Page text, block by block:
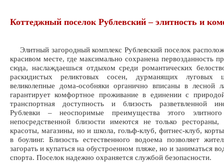
Коттеджный поселок Рублевский – элитность и
Элитный загородный комплекс Рублевский поселок
красивом месте, где максимально сохранена первозданность
сюда, наслаждаешься отдыхом среди романтических
раскидистых реликтовых сосен, дурманящих луговых
великолепные дома-особняки органично вписаны в лесной
гарантирует комфортное проживание в единении с
транспортная доступность и близость разветвленной
Рублевки – неоспоримые преимущества этого
непосредственной близости имеются не только
красоты, магазины, но и школа, гольф-клуб, фитнес-клуб,
в боулинг. Близость естественного водоема позволяет
загорать и купаться на обустроенном пляже, но и заниматься
спорта. Поселок надежно охраняется службой безопасности.